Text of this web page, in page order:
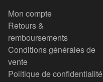
Mon compte
Retours &
remboursements
Conditions générales de
vente
Politique de confidentialité